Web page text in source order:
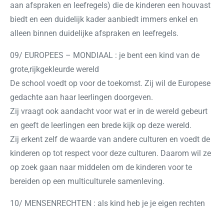
aan afspraken en leefregels) die de kinderen een houvast
biedt en een duidelijk kader aanbiedt immers enkel en
alleen binnen duidelijke afspraken en leefregels.
09/ EUROPEES – MONDIAAL : je bent een kind van de
grote,rijkgekleurde wereld
De school voedt op voor de toekomst. Zij wil de Europese
gedachte aan haar leerlingen doorgeven.
Zij vraagt ook aandacht voor wat er in de wereld gebeurt
en geeft de leerlingen een brede kijk op deze wereld.
Zij erkent zelf de waarde van andere culturen en voedt de
kinderen op tot respect voor deze culturen. Daarom wil ze
op zoek gaan naar middelen om de kinderen voor te
bereiden op een multiculturele samenleving.
10/ MENSENRECHTEN : als kind heb je je eigen rechten